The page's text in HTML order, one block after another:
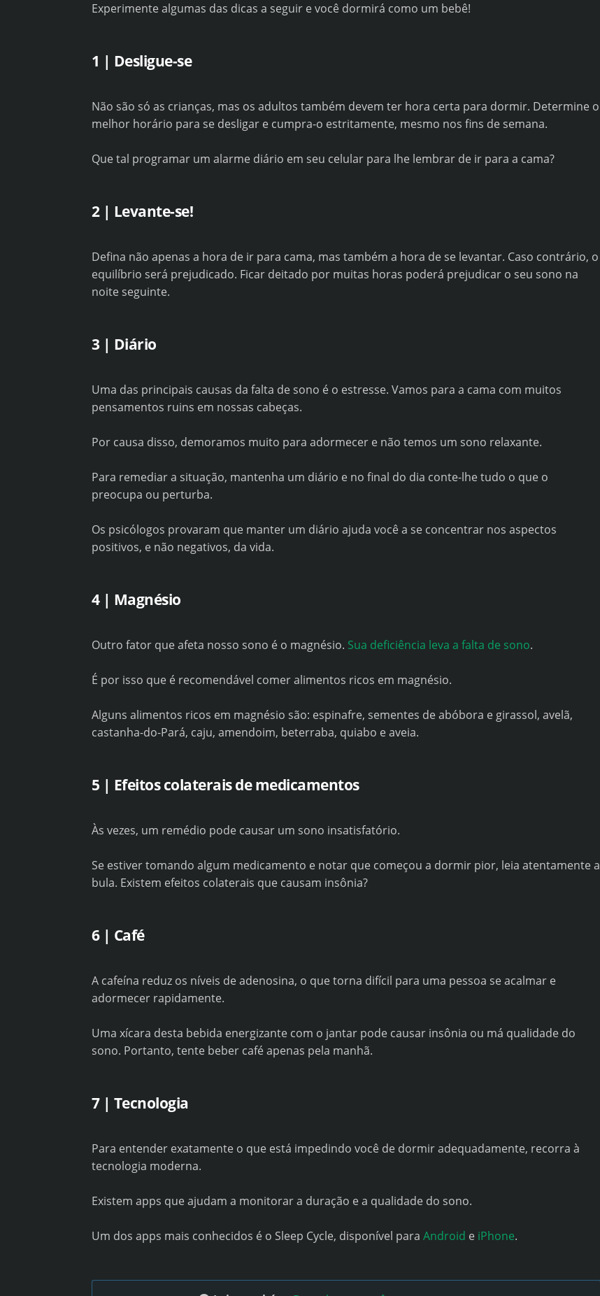
Experimente algumas das dicas a seguir e você dormirá como um bebê!
1 | Desligue-se
Não são só as crianças, mas os adultos também devem ter hora certa para dormir. Determine o
melhor horário para se desligar e cumpra-o estritamente, mesmo nos fins de semana.
Que tal programar um alarme diário em seu celular para lhe lembrar de ir para a cama?
2 | Levante-se!
Defina não apenas a hora de ir para cama, mas também a hora de se levantar. Caso contrário, o
equilíbrio será prejudicado. Ficar deitado por muitas horas poderá prejudicar o seu sono na
noite seguinte.
3 | Diário
Uma das principais causas da falta de sono é o estresse. Vamos para a cama com muitos
pensamentos ruins em nossas cabeças.
Por causa disso, demoramos muito para adormecer e não temos um sono relaxante.
Para remediar a situação, mantenha um diário e no final do dia conte-lhe tudo o que o
preocupa ou perturba.
Os psicólogos provaram que manter um diário ajuda você a se concentrar nos aspectos
positivos, e não negativos, da vida.
4 | Magnésio
Outro fator que afeta nosso sono é o magnésio. Sua deficiência leva a falta de sono.
É por isso que é recomendável comer alimentos ricos em magnésio.
Alguns alimentos ricos em magnésio são: espinafre, sementes de abóbora e girassol, avelã,
castanha-do-Pará, caju, amendoim, beterraba, quiabo e aveia.
5 | Efeitos colaterais de medicamentos
Às vezes, um remédio pode causar um sono insatisfatório.
Se estiver tomando algum medicamento e notar que começou a dormir pior, leia atentamente a
bula. Existem efeitos colaterais que causam insônia?
6 | Café
A cafeína reduz os níveis de adenosina, o que torna difícil para uma pessoa se acalmar e
adormecer rapidamente.
Uma xícara desta bebida energizante com o jantar pode causar insônia ou má qualidade do
sono. Portanto, tente beber café apenas pela manhã.
7 | Tecnologia
Para entender exatamente o que está impedindo você de dormir adequadamente, recorra à
tecnologia moderna.
Existem apps que ajudam a monitorar a duração e a qualidade do sono.
Um dos apps mais conhecidos é o Sleep Cycle, disponível para Android e iPhone.